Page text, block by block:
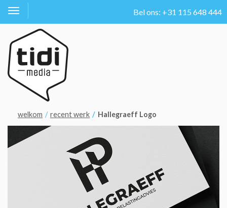
Toggle
navigation
Bel ons: +31 115 648 444
welkom recent werk Hallegraeff Logo